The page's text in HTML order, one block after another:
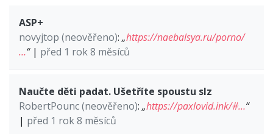
ASP+
novyjtop (neověřeno): „https://naebalsya.ru/porno/
…“| před 1 rok 8 měsíců
Naučte děti padat. Ušetříte spoustu slz
RobertPounc (neověřeno): „https://paxlovid.ink/#…“
| před 1 rok 8 měsíců